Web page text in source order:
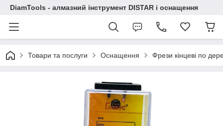
DiamTools - алмазний інструмент DISTAR і оснащення
Товари та послуги Оснащення Фрези кінцеві по